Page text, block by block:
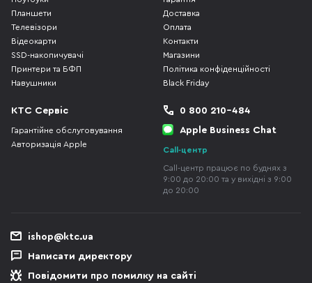
Планшети
Телевізори
Відеокарти
SSD-накопичувачі
Принтери та БФП
Навушники
Доставка
Оплата
Контакти
Магазини
Політика конфіденційності
Black Friday
КТС Сервіс
Гарантійне обслуговування
Авторизація Apple
0 800 210-484
Apple Business Chat
Call-центр
Call-центр працює по буднях з
9:00 до 20:00 та у вихідні з 9:00
до 20:00
ishop@ktc.ua
Написати директору
Повідомити про помилку на сайті